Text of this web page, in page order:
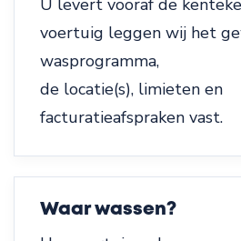
voertuig leggen wij het
wasprogramma,
de locatie(s), limieten en
facturatieafspraken vast.
Waar wassen?